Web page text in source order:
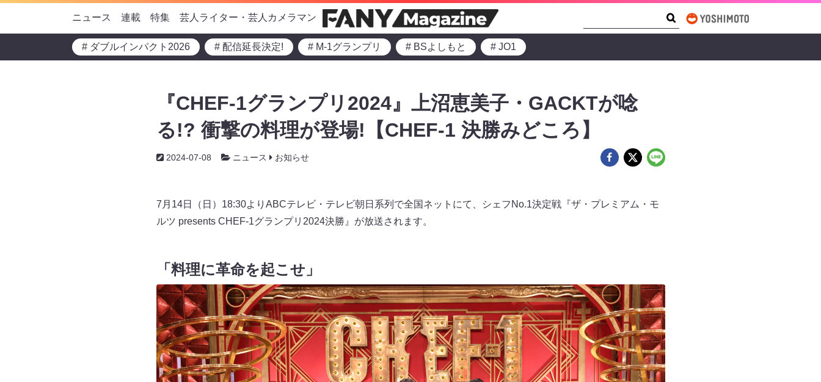
ニュース 連載 特集 芸人ライター・芸人カメラマン
# ダブルインパクト2026 # 配信延長決定! # M-1グランプリ # BSよしもと # JO1
『CHEF-1グランプリ2024』上沼恵美子・GACKTが唸
る!? 衝撃の料理が登場!【CHEF-1 決勝みどころ】
2024-07-08 ニュース お知らせ
7月14日（日）18:30よりABCテレビ・テレビ朝日系列で全国ネットにて、シェフNo.1決定戦『ザ・プレミアム・モ
ルツ presents CHEF-1グランプリ2024決勝』が放送されます。
「料理に革命を起こせ」